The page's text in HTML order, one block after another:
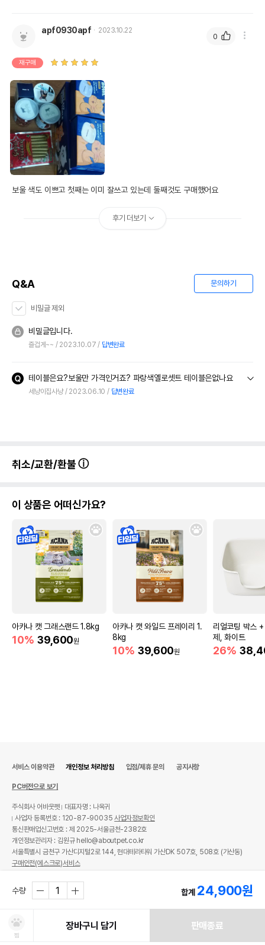
apf0930apf 2023.10.22
재구매
보울 색도 이쁘고 첫째는 이미 잘쓰고 있는데 둘째것도 구매했어요
0
후기 더보기
Q&A 문의하기
비밀글 제외
비밀글입니다.
즐겁게~~ 2023.10.07 답변완료
테이블은요?보울만 가격인거죠? 파랑색옐로셋트 테이블은없나요
세냥이집사냥 2023.06.10 답변완료
취소/교환/환불
이 상품은 어떠신가요?
아카나 캣 그래스랜드 1.8kg
10% 39,600원
아카나 캣 와일드 프레이리 1.
8kg
10% 39,600원
리얼코팅 박스
제, 화이트
26%
수량 합계 24,900원
찜
장바구니 담기 판매종료
서비스 이용약관 개인정보 처리방침 입점/제휴 문의 공지사항
PC버전으로 보기
주식회사 어바웃펫
대표자명 : 나옥귀
사업자 등록번호 : 120-87-90035사업자정보확인
통신판매업신고번호 : 제 2025-서울금천-2382호
개인정보관리자 : 김원규 hello@aboutpet.co.kr
서울특별시 금천구 가산디지털2로 144, 현대테라타워 가산DK 507호, 508호 (가산동)
구매안전(에스크로)서비스